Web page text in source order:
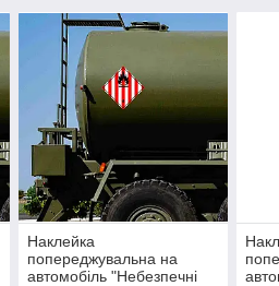
Наклейка
попереджувальна на
автомобіль "Небезпечні